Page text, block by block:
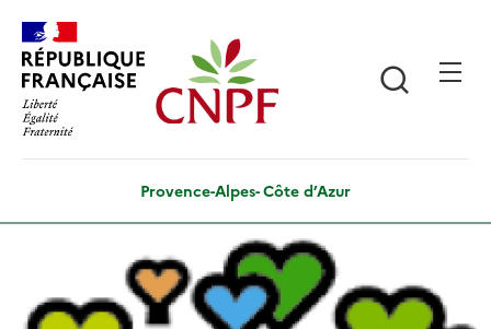
contenu
principal
Provence-Alpes- Côte d’Azur